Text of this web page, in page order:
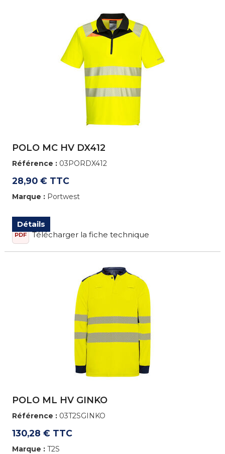
POLO MC HV DX412
Référence :03PORDX412
28,90 € TTC
Marque : Portwest
Détails
PDF Télécharger la fiche technique
POLO ML HV GINKO
Référence :03T2SGINKO
130,28 € TTC
Marque : T2S